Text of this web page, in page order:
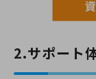
2.サポート